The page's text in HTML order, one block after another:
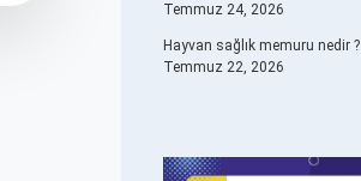
Temmuz 24, 2026
Hayvan sağlık memuru nedir ?
Temmuz 22, 2026